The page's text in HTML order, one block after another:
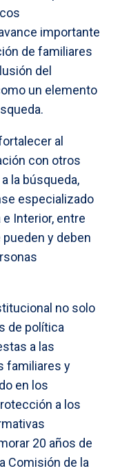
importante
de familiares
del
un elemento
al
con otros
la búsqueda,
especializado
Interior, entre
y deben
no solo
de política
a las
familiares y
en los
a los
20 años de
Comisión de la